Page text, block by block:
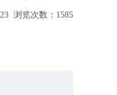
浏览次数：1585